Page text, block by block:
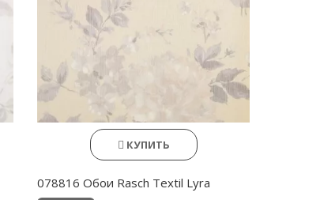
КУПИТЬ
078816 Обои Rasch Textil Lyra